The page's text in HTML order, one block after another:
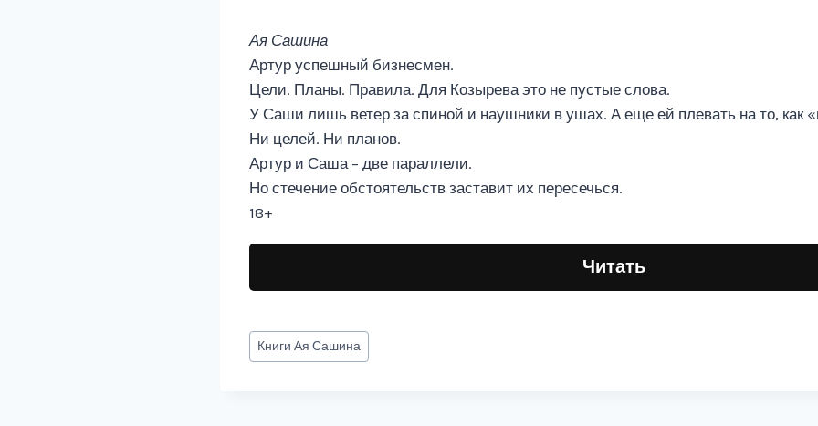
Ая Сашина
Артур успешный бизнесмен.
Цели. Планы. Правила. Для Козырева это не пустые слова.
У Саши лишь ветер за спиной и наушники в ушах. А еще ей плевать на то, как
Ни целей. Ни планов.
Артур и Саша – две параллели.
Но стечение обстоятельств заставит их пересечься.
18+
Читать
Метки
записи:
КнигиАя Сашина